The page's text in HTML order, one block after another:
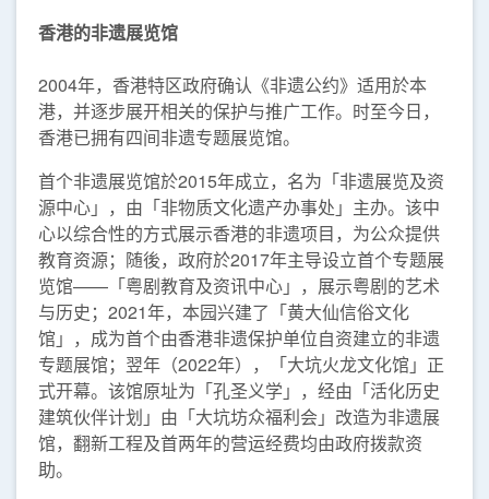
香港的非遗展览馆
2004年，香港特区政府确认《非遗公约》适用於本
港，并逐步展开相关的保护与推广工作。时至今日，
香港已拥有四间非遗专题展览馆。
首个非遗展览馆於2015年成立，名为「非遗展览及资
源中心」，由「非物质文化遗产办事处」主办。该中
心以综合性的方式展示香港的非遗项目，为公众提供
教育资源；随後，政府於2017年主导设立首个专题展
览馆——「粤剧教育及资讯中心」，展示粤剧的艺术
与历史；2021年，本园兴建了「黄大仙信俗文化
馆」，成为首个由香港非遗保护单位自资建立的非遗
专题展馆；翌年（2022年），「大坑火龙文化馆」正
式开幕。该馆原址为「孔圣义学」，经由「活化历史
建筑伙伴计划」由「大坑坊众福利会」改造为非遗展
馆，翻新工程及首两年的营运经费均由政府拨款资
助。